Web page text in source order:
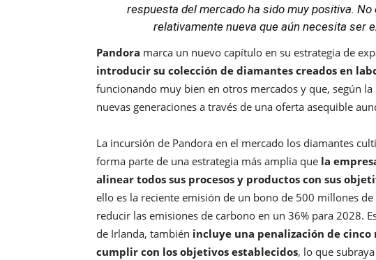
respuesta del mercado ha sido muy positiva.
relativamente nueva que aún necesita ser
Pandora marca un nuevo capítulo en su estrategia de
introducir su colección de diamantes creados en
funcionando muy bien en otros mercados y que, según la
nuevas generaciones a través de una oferta asequible
La incursión de Pandora en el mercado los diamantes
forma parte de una estrategia más amplia que la
alinear todos sus procesos y productos con sus
ello es la reciente emisión de un bono de 500 millones
reducir las emisiones de carbono en un 36% para 2028.
de Irlanda, también incluye una penalización de cinco
cumplir con los objetivos establecidos, lo que